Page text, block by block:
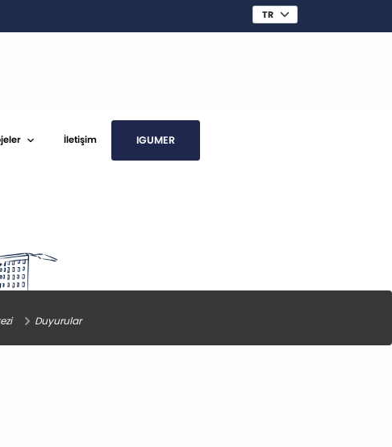
İletişim IGUMER
Duyurular